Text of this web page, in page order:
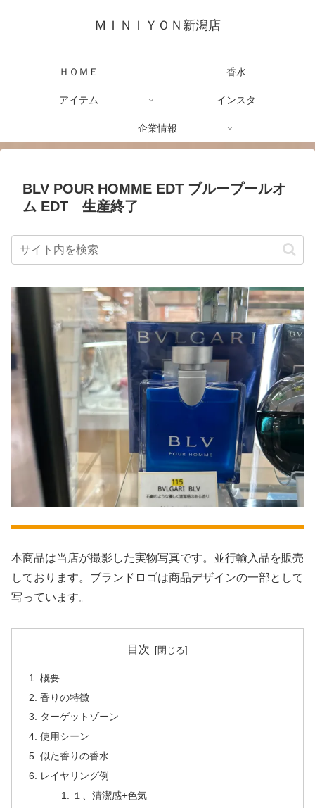
ＭＩＮＩＹＯＮ新潟店
ＨＯＭＥ 香水
アイテム インスタ
企業情報
BLV POUR HOMME EDT ブループールオ
ム EDT 生産終了
本商品は当店が撮影した実物写真です。並行輸入品を販売
しております。ブランドロゴは商品デザインの一部として
写っています。
目次
概要
香りの特徴
ターゲットゾーン
使用シーン
似た香りの香水
レイヤリング例
１、清潔感+色気